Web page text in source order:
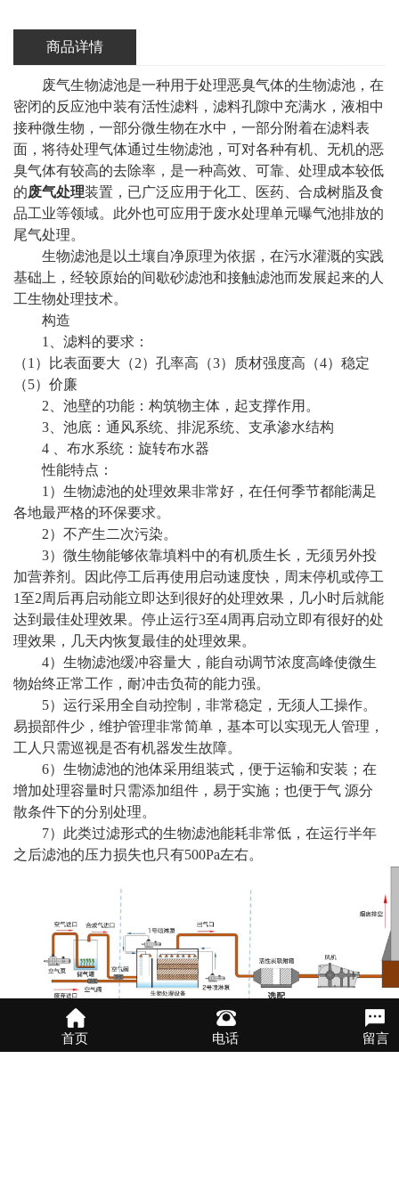
商品详情
废气生物滤池是一种用于处理恶臭气体的生物滤池，在
密闭的反应池中装有活性滤料，滤料孔隙中充满水，液相中
接种微生物，一部分微生物在水中，一部分附着在滤料表
面，将待处理气体通过生物滤池，可对各种有机、无机的恶
臭气体有较高的去除率，是一种高效、可靠、处理成本较低
的废气处理装置，已广泛应用于化工、医药、合成树脂及食
品工业等领域。此外也可应用于废水处理单元曝气池排放的
尾气处理。
生物滤池是以土壤自净原理为依据，在污水灌溉的实践
基础上，经较原始的间歇砂滤池和接触滤池而发展起来的人
工生物处理技术。
构造
1、 滤料的要求 ：
（1）比表面要大（2）孔率高（3）质材强度高（4）稳定
（5）价廉
2、池壁的功能 ： 构筑物主体，起支撑作用。
3、池底 ： 通风系统、排泥系统、支承渗水结构
4 、布水系统 ： 旋转布水器
性能特点：
1）生物滤池的处理效果非常好，在任何季节都能满足
各地最严格的环保要求。
2）不产生二次污染。
3）微生物能够依靠填料中的有机质生长，无须另外投
加营养剂。因此停工后再使用启动速度快，周末停机或停工
1至2周后再启动能立即达到很好的处理效果，几小时后就能
达到最佳处理效果。停止运行3至4周再启动立即有很好的处
理效果，几天内恢复最佳的处理效果。
4）生物滤池缓冲容量大，能自动调节浓度高峰使微生
物始终正常工作，耐冲击负荷的能力强。
5）运行采用全自动控制，非常稳定，无须人工操作。
易损部件少，维护管理非常简单，基本可以实现无人管理，
工人只需巡视是否有机器发生故障。
6）生物滤池的池体采用组装式，便于运输和安装；在
增加处理容量时只需添加组件，易于实施；也便于气 源分
散条件下的分别处理。
7）此类过滤形式的生物滤池能耗非常低，在运行半年
之后滤池的压力损失也只有500Pa左右。
首页 电话 留言